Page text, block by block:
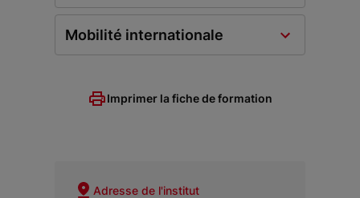
Mobilité internationale
Imprimer la fiche de formation
Adresse de l'institut